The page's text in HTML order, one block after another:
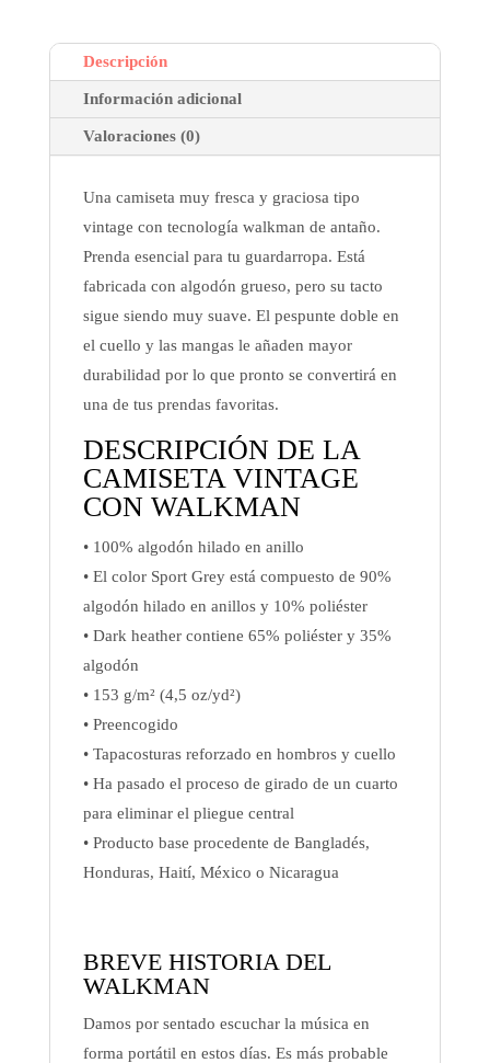
Descripción
Información adicional
Valoraciones (0)
Una camiseta muy fresca y graciosa tipo
vintage con tecnología walkman de antaño.
Prenda esencial para tu guardarropa. Está
fabricada con algodón grueso, pero su tacto
sigue siendo muy suave. El pespunte doble en
el cuello y las mangas le añaden mayor
durabilidad por lo que pronto se convertirá en
una de tus prendas favoritas.
DESCRIPCIÓN DE LA
CAMISETA VINTAGE
CON WALKMAN
• 100% algodón hilado en anillo
• El color Sport Grey está compuesto de 90%
algodón hilado en anillos y 10% poliéster
• Dark heather contiene 65% poliéster y 35%
algodón
• 153 g/m² (4,5 oz/yd²)
• Preencogido
• Tapacosturas reforzado en hombros y cuello
• Ha pasado el proceso de girado de un cuarto
para eliminar el pliegue central
• Producto base procedente de Bangladés,
Honduras, Haití, México o Nicaragua
BREVE HISTORIA DEL
WALKMAN
Damos por sentado escuchar la música en
forma portátil en estos días. Es más probable